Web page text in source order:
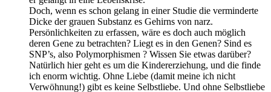
Doch, wenn es schon gelang in einer Studie die verminderte
Dicke der grauen Substanz es Gehirns von narz.
Persönlichkeiten zu erfassen, wäre es doch auch möglich
deren Gene zu betrachten? Liegt es in den Genen? Sind es
SNP’s, also Polymorphismen ? Wissen Sie etwas darüber?
Natürlich hier geht es um die Kindererziehung, und die finde
ich enorm wichtig. Ohne Liebe (damit meine ich nicht
Verwöhnung!) gibt es keine Selbstliebe. Und ohne Selbstliebe